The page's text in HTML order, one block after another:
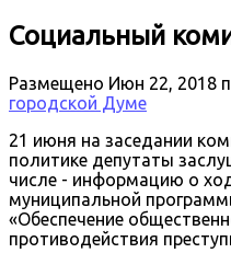
Социальный
Размещено Июн 22, 2018
городской Думе
21 июня на заседании
политике депутаты
числе - информацию о
муниципальной
«Обеспечение
противодействия